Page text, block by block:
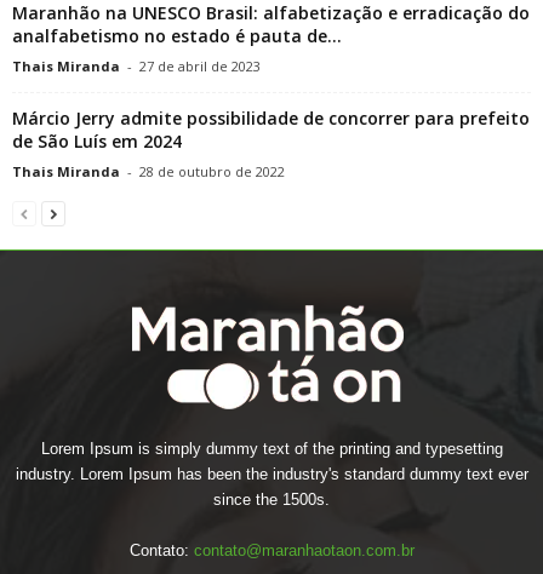
Maranhão na UNESCO Brasil: alfabetização e erradicação do
analfabetismo no estado é pauta de...
Thais Miranda - 27 de abril de 2023
Márcio Jerry admite possibilidade de concorrer para prefeito
de São Luís em 2024
Thais Miranda - 28 de outubro de 2022
Lorem Ipsum is simply dummy text of the printing and typesetting
industry. Lorem Ipsum has been the industry's standard dummy text ever
since the 1500s.
Contato: contato@maranhaotaon.com.br